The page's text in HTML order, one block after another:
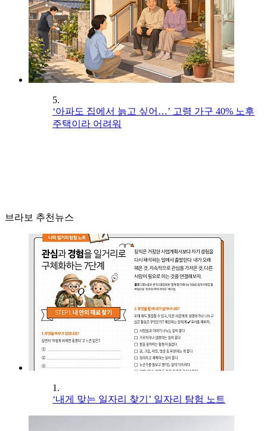
5.
‘아파도 집에서 늙고 싶어…’ 고령 가구 40% 노후
주택이라 어려워
브라보 추천뉴스
1.
‘내게 맞는 일자리 찾기’ 일자리 탐험 노트